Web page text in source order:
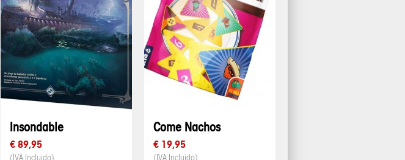
Insondable
€ 89,95
(IVA Incluido)
Come Nachos
€ 19,95
(IVA Incluido)